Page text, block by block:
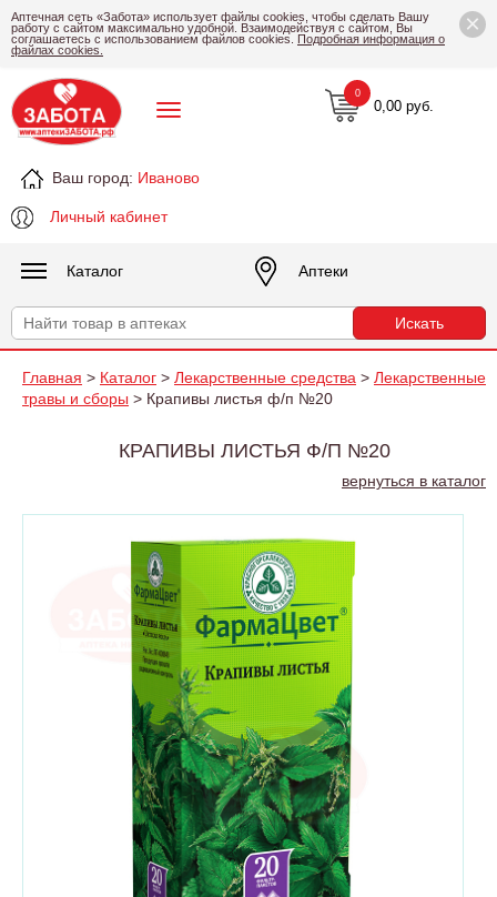
×
Аптечная сеть «Забота» использует файлы cookies, чтобы сделать Вашу
работу с сайтом максимально удобной. Взаимодействуя с сайтом, Вы
соглашаетесь с использованием файлов cookies. Подробная информация о
файлах cookies.
Ваш город: Иваново
Личный кабинет
0,00 руб.
0
Каталог Аптеки
Главная > Каталог > Лекарственные средства > Лекарственные
травы и сборы > Крапивы листья ф/п №20
КРАПИВЫ ЛИСТЬЯ Ф/П №20
вернуться в каталог